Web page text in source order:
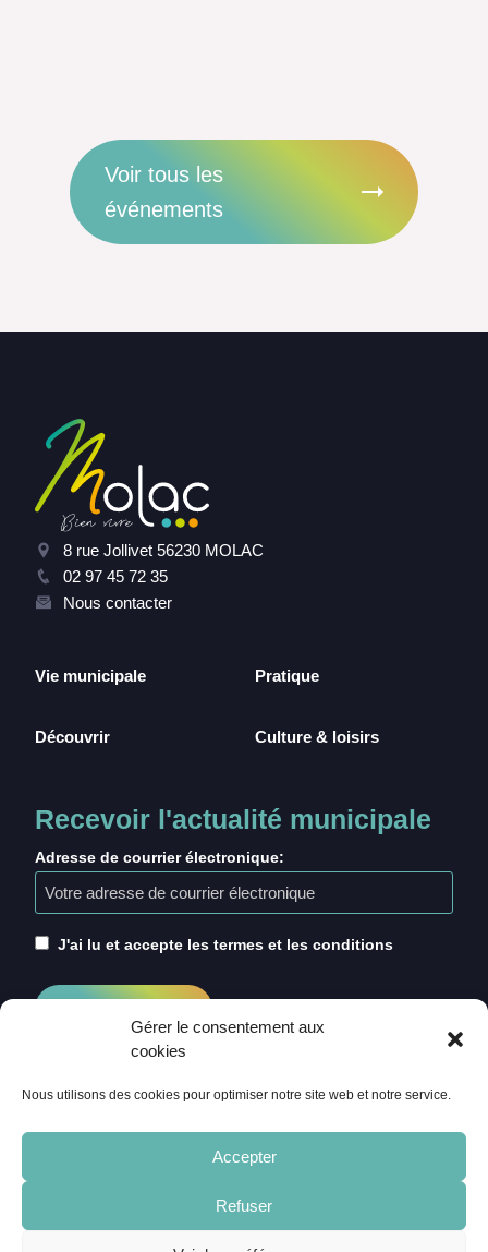
Gérer le consentement aux
cookies
Nous utilisons des cookies pour optimiser notre site web et notre service.
Accepter
Refuser
Voir tous les
événements
8 rue Jollivet 56230 MOLAC
02 97 45 72 35
Nous contacter
Vie municipale
Découvrir
Pratique
Culture & loisirs
Recevoir l'actualité municipale
Adresse de courrier électronique:
J'ai lu et accepte les termes et les conditions
CRÉDITS
MENTIONS LÉGALES